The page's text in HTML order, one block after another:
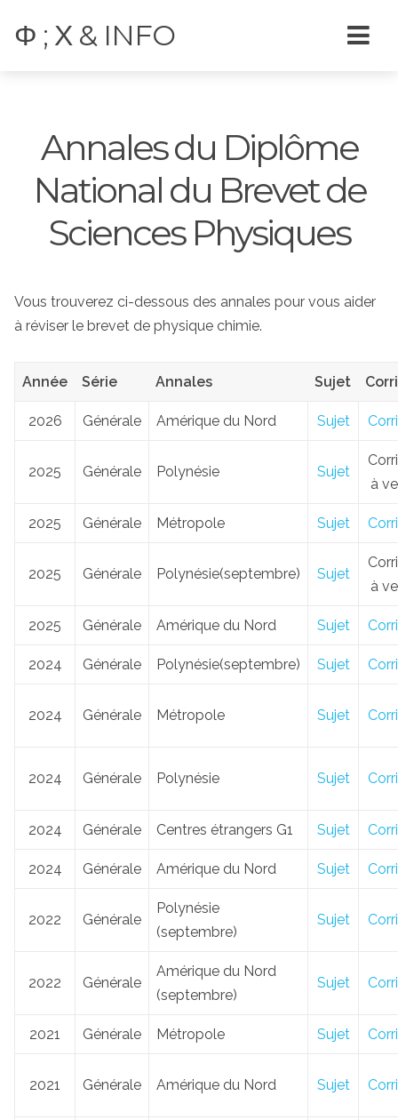
Φ ; Χ & INFO
Annales du Diplôme
National du Brevet de
Sciences Physiques
Vous trouverez ci-dessous des annales pour vous aider
à réviser le brevet de physique chimie.
Année Série Annales Sujet
2026 Générale Amérique du Nord Sujet
2025 Générale Polynésie Sujet
à
2025 Générale Métropole Sujet
2025 Générale Polynésie(septembre) Sujet
à
2025 Générale Amérique du Nord Sujet
2024 Générale Polynésie(septembre) Sujet
2024 Générale Métropole Sujet
2024 Générale Polynésie Sujet
2024 Générale Centres étrangers G1 Sujet
2024 Générale Amérique du Nord Sujet
2022 Générale
Polynésie
(septembre)
Sujet
2022 Générale
Amérique du Nord
(septembre)
Sujet
2021 Générale Métropole Sujet
2021 Générale Amérique du Nord Sujet